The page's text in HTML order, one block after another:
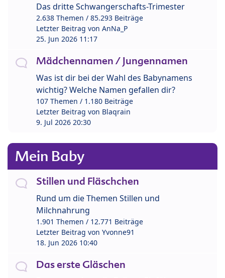
Das dritte Schwangerschafts-Trimester
2.638 Themen / 85.293 Beiträge
Letzter Beitrag von AnNa_P
25. Jun 2026 11:17
Mädchennamen / Jungennamen
Was ist dir bei der Wahl des Babynamens
wichtig? Welche Namen gefallen dir?
107 Themen / 1.180 Beiträge
Letzter Beitrag von Blaqrain
9. Jul 2026 20:30
Mein Baby
Stillen und Fläschchen
Rund um die Themen Stillen und
Milchnahrung
1.901 Themen / 12.771 Beiträge
Letzter Beitrag von Yvonne91
18. Jun 2026 10:40
Das erste Gläschen